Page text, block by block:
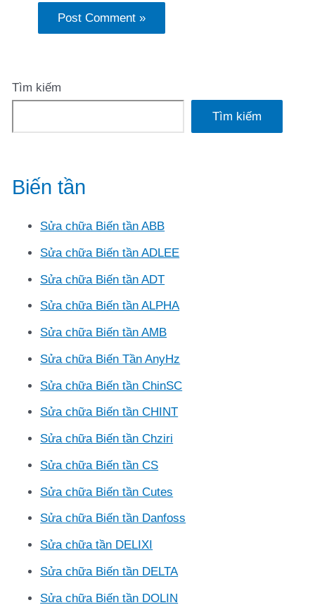
Tìm kiếm
Tìm kiếm
Biến tần
Sửa chữa Biến tần ABB
Sửa chữa Biến tần ADLEE
Sửa chữa Biến tần ADT
Sửa chữa Biến tần ALPHA
Sửa chữa Biến tần AMB
Sửa chữa Biến Tần AnyHz
Sửa chữa Biến tần ChinSC
Sửa chữa Biến tần CHINT
Sửa chữa Biến tần Chziri
Sửa chữa Biến tần CS
Sửa chữa Biến tần Cutes
Sửa chữa Biến tần Danfoss
Sửa chữa tần DELIXI
Sửa chữa Biến tần DELTA
Sửa chữa Biến tần DOLIN